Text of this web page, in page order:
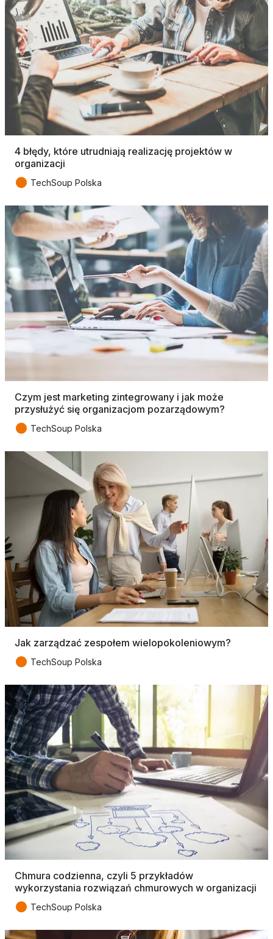
4 błędy, które utrudniają realizację projektów w
organizacji
● TechSoup Polska
Czym jest marketing zintegrowany i jak może
przysłużyć się organizacjom pozarządowym?
● TechSoup Polska
Jak zarządzać zespołem wielopokoleniowym?
● TechSoup Polska
Chmura codzienna, czyli 5 przykładów
wykorzystania rozwiązań chmurowych w organizacji
● TechSoup Polska